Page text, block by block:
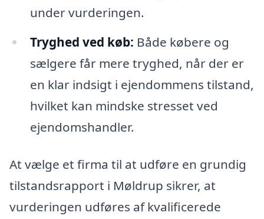
under vurderingen.
Tryghed ved køb: Både købere og
sælgere får mere tryghed, når der er
en klar indsigt i ejendommens tilstand,
hvilket kan mindske stresset ved
ejendomshandler.
At vælge et firma til at udføre en grundig
tilstandsrapport i Møldrup sikrer, at
vurderingen udføres af kvalificerede